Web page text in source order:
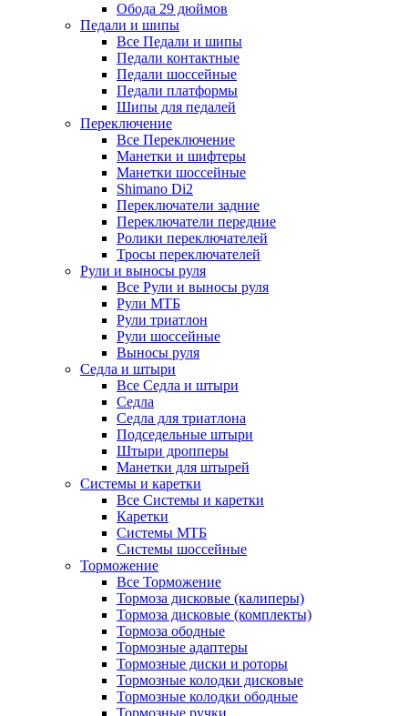
Обода 29 дюймов
Педали и шипы
Все Педали и шипы
Педали контактные
Педали шоссейные
Педали платформы
Шипы для педалей
Переключение
Все Переключение
Манетки и шифтеры
Манетки шоссейные
Shimano Di2
Переключатели задние
Переключатели передние
Ролики переключателей
Тросы переключателей
Рули и выносы руля
Все Рули и выносы руля
Рули МТБ
Рули триатлон
Рули шоссейные
Выносы руля
Седла и штыри
Все Седла и штыри
Седла
Седла для триатлона
Подседельные штыри
Штыри дропперы
Манетки для штырей
Системы и каретки
Все Системы и каретки
Каретки
Системы МТБ
Системы шоссейные
Торможение
Все Торможение
Тормоза дисковые (калиперы)
Тормоза дисковые (комплекты)
Тормоза ободные
Тормозные адаптеры
Тормозные диски и роторы
Тормозные колодки дисковые
Тормозные колодки ободные
Тормозные ручки